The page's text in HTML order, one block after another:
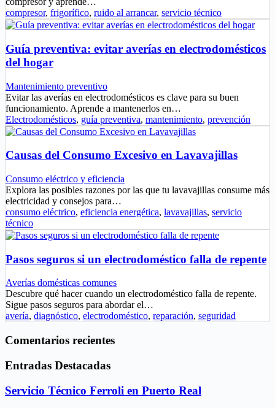
compresor, frigorífico, ruido al arrancar, servicio técnico
Guía preventiva: evitar averías en electrodomésticos
del hogar
Mantenimiento preventivo
Evitar las averías en electrodomésticos es clave para su buen
funcionamiento. Aprende a mantenerlos en…
Electrodomésticos, guía preventiva, mantenimiento, prevención
Causas del Consumo Excesivo en Lavavajillas
Consumo eléctrico y eficiencia
Explora las posibles razones por las que tu lavavajillas consume más
electricidad y consejos para…
consumo eléctrico, eficiencia energética, lavavajillas, servicio
técnico
Pasos seguros si un electrodoméstico falla de repente
Averías domésticas comunes
Descubre qué hacer cuando un electrodoméstico falla de repente.
Sigue pasos seguros para abordar el…
avería, diagnóstico, electrodoméstico, reparación, seguridad
Comentarios recientes
Entradas Destacadas
Servicio Técnico Ferroli en Puerto Real